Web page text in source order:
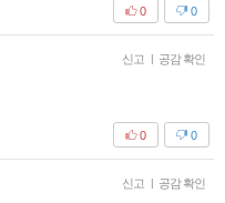
0
0
신고 | 공감 확인
0
0
신고 | 공감 확인